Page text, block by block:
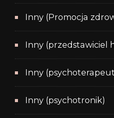
Inny (Promocja
Inny (przedstawiciel
Inny
Inny (psychotronik)